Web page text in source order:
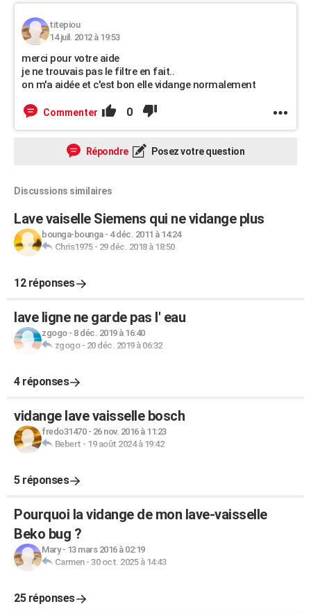
titepiou
14 juil. 2012 à 19:53
merci pour votre aide
je ne trouvais pas le filtre en fait..
on m'a aidée et c'est bon elle vidange normalement
Commenter 0
Répondre Posez votre question
Discussions similaires
Lave vaiselle Siemens qui ne vidange plus
bounga-bounga- 4 déc. 2011 à 14:24
Chris1975- 29 déc. 2018 à 18:50
12 réponses
lave ligne ne garde pas l' eau
zgogo- 8 déc. 2019 à 16:40
zgogo- 20 déc. 2019 à 06:32
4 réponses
vidange lave vaisselle bosch
fredo31470- 26 nov. 2016 à 11:23
Bebert - 19 août 2024 à 19:42
5 réponses
Pourquoi la vidange de mon lave-vaisselle
Beko bug ?
Mary- 13 mars 2016 à 02:19
Carmen- 30 oct. 2025 à 14:43
25 réponses